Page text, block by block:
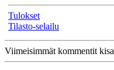
Tulokset
Tilasto-selailu
Viimeisimmät kommentit